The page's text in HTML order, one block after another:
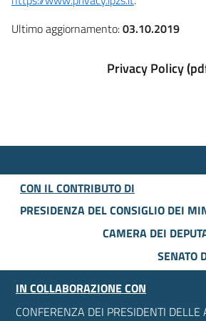
Ultimo aggiornamento:03.10.2019
Privacy Policy
CON IL CONTRIBUTO DI
PRESIDENZA DEL CONSIGLIO DEI
CAMERA DEI
SENATO
IN COLLABORAZIONE CON
CONFERENZA DEI PRESIDENTI DELLE